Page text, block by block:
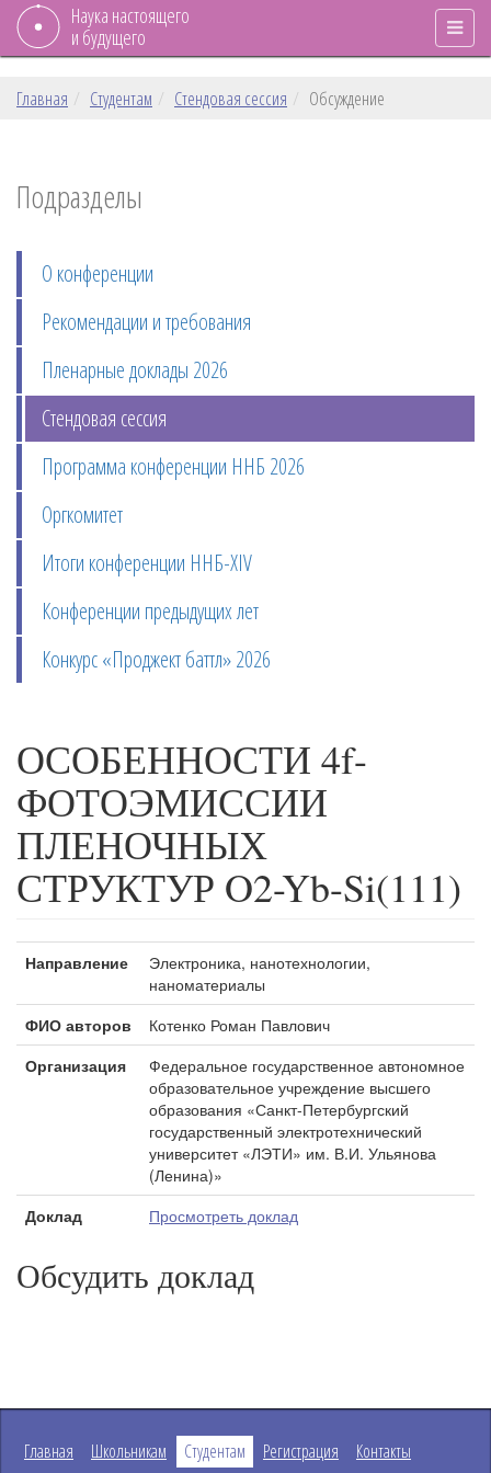
Наука настоящего
и будущего
Главная Студентам Стендовая сессия Обсуждение
Подразделы
О конференции
Рекомендации и требования
Пленарные доклады 2026
Стендовая сессия
Программа конференции ННБ 2026
Оргкомитет
Итоги конференции ННБ-XIV
Конференции предыдущих лет
Конкурс «Проджект баттл» 2026
ОСОБЕННОСТИ 4f-
ФОТОЭМИССИИ
ПЛЕНОЧНЫХ
СТРУКТУР O2-Yb-Si(111)
Направление
Электроника, нанотехнологии,
наноматериалы
ФИО авторов
Котенко Роман Павлович
Организация
Федеральное государственное автономное
образовательное учреждение высшего
образования «Санкт-Петербургский
государственный электротехнический
университет «ЛЭТИ» им. В.И. Ульянова
(Ленина)»
Доклад
Просмотреть доклад
Обсудить доклад
Главная Школьникам Студентам Регистрация Контакты